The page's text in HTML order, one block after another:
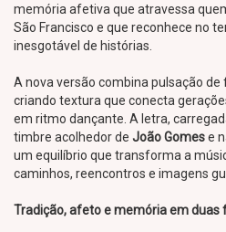
memória afetiva que atravessa
São Francisco e que reconhece no
inesgotável de histórias.
A nova versão combina pulsação
criando textura que conecta
em ritmo dançante. A letra,
timbre acolhedor de João Gomese
um equilíbrio que transforma a
caminhos, reencontros e imagens
Tradição, afeto e memória em duas